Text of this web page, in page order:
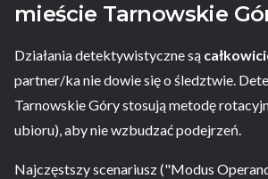
mieście Tarnowskie
Działania detektywistyczne są
partner/ka nie dowie się o śledztwie.
Tarnowskie Góry stosują metodę
ubioru), aby nie wzbudzać podejrzeń.
Najczęstszy scenariusz ("Modus